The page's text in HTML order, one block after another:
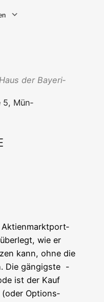
der Baye­ri­
5, Mün­
Akti­en­markt­port­
wie er
kann, ohne die
Die gän­gigs­te -
ist der Kauf
(oder Opti­ons­